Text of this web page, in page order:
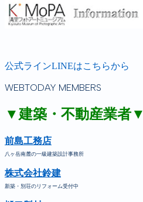
公式ラインLINEはこちらから
WEBTODAY MEMBERS
▼建築・不動産業者▼
前島工務店
八ヶ岳南麓の一級建築設計事務所
株式会社鈴建
新築・別荘のリフォーム受付中